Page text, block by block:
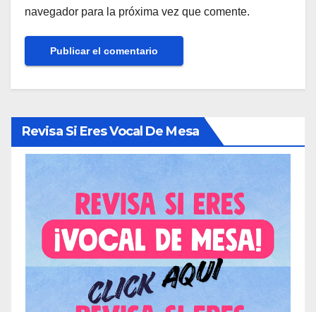
navegador para la próxima vez que comente.
Revisa Si Eres Vocal De Mesa